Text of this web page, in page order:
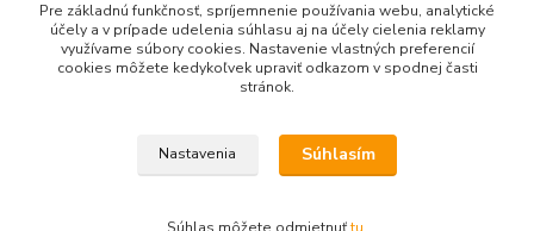
+421 905 545 198
NONSTOP
Pre základnú funkčnosť, spríjemnenie používania webu, analytické
účely a v prípade udelenia súhlasu aj na účely cielenia reklamy
využívame súbory cookies. Nastavenie vlastných preferencií
cookies môžete kedykoľvek upraviť odkazom v spodnej časti
stránok.
Nastavenia Súhlasím